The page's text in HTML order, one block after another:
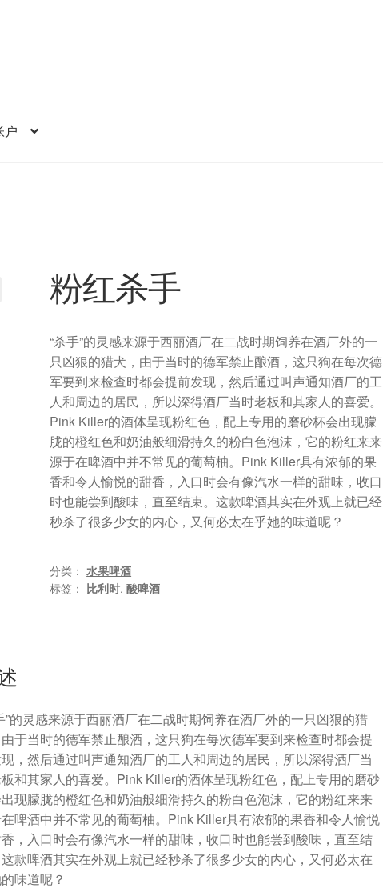
户
粉红杀手
“杀手”的灵感来源于西丽酒厂在二战时期饲养在酒厂外的一
只凶狠的猎犬，由于当时的德军禁止酿酒，这只狗在每次德
军要到来检查时都会提前发现，然后通过叫声通知酒厂的工
人和周边的居民，所以深得酒厂当时老板和其家人的喜爱。
Pink Killer的酒体呈现粉红色，配上专用的磨砂杯会出现朦
胧的橙红色和奶油般细滑持久的粉白色泡沫，它的粉红来来
源于在啤酒中并不常见的葡萄柚。Pink Killer具有浓郁的果
香和令人愉悦的甜香，入口时会有像汽水一样的甜味，收口
时也能尝到酸味，直至结束。这款啤酒其实在外观上就已经
秒杀了很多少女的内心，又何必太在乎她的味道呢？
分类：水果啤酒
标签： 比利时,酸啤酒
”的灵感来源于西丽酒厂在二战时期饲养在酒厂外的一只凶狠的猎
于当时的德军禁止酿酒，这只狗在每次德军要到来检查时都会提
，然后通过叫声通知酒厂的工人和周边的居民，所以深得酒厂当
和其家人的喜爱。Pink Killer的酒体呈现粉红色，配上专用的磨砂
现朦胧的橙红色和奶油般细滑持久的粉白色泡沫，它的粉红来来
啤酒中并不常见的葡萄柚。Pink Killer具有浓郁的果香和令人愉悦
，入口时会有像汽水一样的甜味，收口时也能尝到酸味，直至结
款啤酒其实在外观上就已经秒杀了很多少女的内心，又何必太在
味道呢？